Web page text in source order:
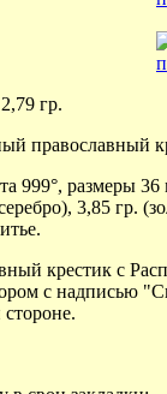
гр.
православный
999°, размеры
3,85 гр.
крестик с
с надписью